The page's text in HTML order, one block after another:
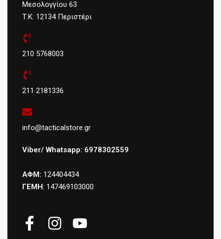
Μεσολογγίου 63
Τ.Κ: 12134 Περιστέρι
210 5768003
211 2181336
info@tacticalstore.gr
Viber/ Whatsapp: 6978302559
ΑΦΜ: 124404434
ΓΕΜΗ: 147469103000